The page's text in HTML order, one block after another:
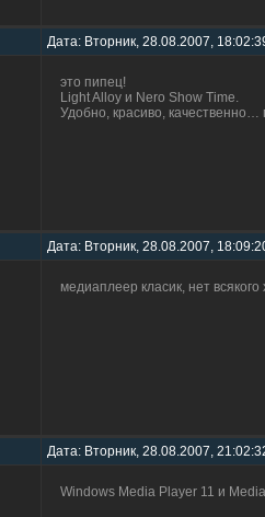
Дата: Вторник, 28.08.2007,
это пипец!
Light Alloy и Nero Show Time.
Удобно, красиво,
Дата: Вторник, 28.08.2007,
медиаплеер класик, нет
Дата: Вторник, 28.08.2007,
Windows Media Player 11 и